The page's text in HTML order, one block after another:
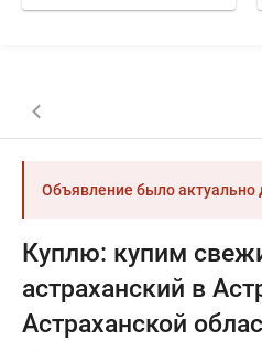
Назад к списку объявлений
Объявление было актуально
Куплю: купим
астраханский в
Астраханской